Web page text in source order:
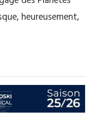
heureusement,